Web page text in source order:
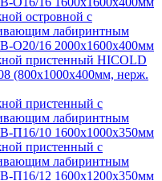
островной с
лабиринтным
О20/16 2000х1600х400мм
пристенный HICOLD
(800х1000х400мм, нерж.
пристенный с
лабиринтным
П16/10 1600х1000х350мм
пристенный с
лабиринтным
П16/12 1600х1200х350мм